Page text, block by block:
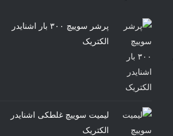
پرشر سوییچ ۳۰۰ بار اشنایدر
الکتریک
لیمیت سوییچ غلطکی اشنایدر
الکتریک